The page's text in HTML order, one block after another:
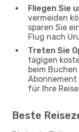
Fliegen Sie
vermeiden
sparen Sie
Flug nach
Treten Sie
tägigen
beim Buchen
für Ihre
Beste